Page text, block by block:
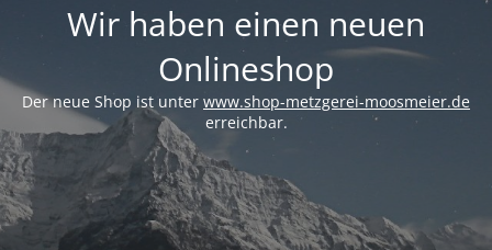
Wir haben einen neuen
Onlineshop
Der neue Shop ist unter www.shop-metzgerei-moosmeier.de
erreichbar.